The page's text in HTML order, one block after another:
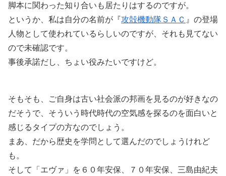
脚本に関わった知り合いも居たりはするのですが。
というか、私は自分の名前が『攻殻機動隊ＳＡＣ 』の登場
人物として使われているらしいのですが、それも見てない
ので未確認です。
事後承諾だし、ちょい役みたいですけど。
そもそも、ご自身は古い社会派の邦画を見るのが好きなの
だそうで、そういう時代時代の空気感を探るのを面白いと
感じるタイプの方なのでしょう。
まあ、だから歴史を学問として選んだのでしょうけれど
も。
そして「エヴァ」を６０年安保、７０年安保、三島由紀夫